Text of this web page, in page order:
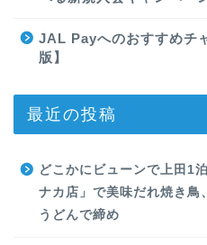
JAL Payへのおすすめチ
版】
最近の投稿
どこかにビューンで上田1
ナカ店」で美味だれ焼き鳥
うどんで締め